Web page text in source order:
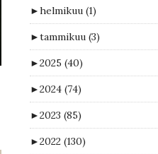
►helmikuu (1)
►tammikuu (3)
►2025 (40)
►2024 (74)
►2023 (85)
►2022 (130)